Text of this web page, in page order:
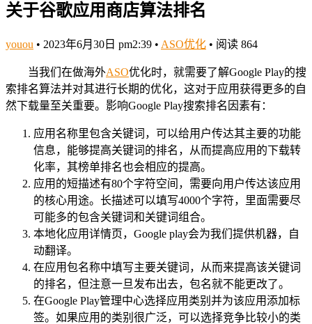
关于谷歌应用商店算法排名
youou • 2023年6月30日 pm2:39 • ASO优化 • 阅读 864
当我们在做海外ASO优化时，就需要了解Google Play的搜
索排名算法并对其进行长期的优化，这对于应用获得更多的自
然下载量至关重要。影响Google Play搜索排名因素有：
应用名称里包含关键词，可以给用户传达其主要的功能
信息，能够提高关键词的排名，从而提高应用的下载转
化率，其榜单排名也会相应的提高。
应用的短描述有80个字符空间，需要向用户传达该应用
的核心用途。长描述可以填写4000个字符，里面需要尽
可能多的包含关键词和关键词组合。
本地化应用详情页，Google play会为我们提供机器，自
动翻译。
在应用包名称中填写主要关键词，从而来提高该关键词
的排名，但注意一旦发布出去，包名就不能更改了。
在Google Play管理中心选择应用类别并为该应用添加标
签。如果应用的类别很广泛，可以选择竞争比较小的类